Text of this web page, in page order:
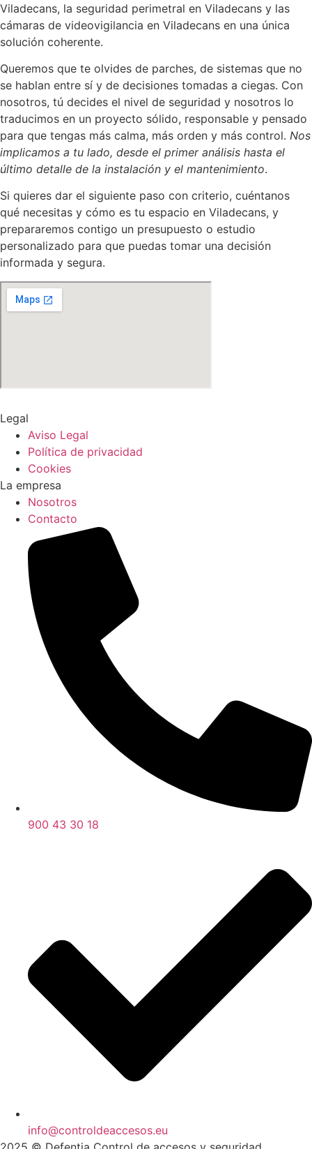
Viladecans, la seguridad perimetral en Viladecans y las
cámaras de videovigilancia en Viladecans en una única
solución coherente.
Queremos que te olvides de parches, de sistemas que no
se hablan entre sí y de decisiones tomadas a ciegas. Con
nosotros, tú decides el nivel de seguridad y nosotros lo
traducimos en un proyecto sólido, responsable y pensado
para que tengas más calma, más orden y más control. Nos
implicamos a tu lado, desde el primer análisis hasta el
último detalle de la instalación y el mantenimiento.
Si quieres dar el siguiente paso con criterio, cuéntanos
qué necesitas y cómo es tu espacio en Viladecans, y
prepararemos contigo un presupuesto o estudio
personalizado para que puedas tomar una decisión
informada y segura.
Legal
Aviso Legal
Política de privacidad
Cookies
La empresa
Nosotros
Contacto
900 43 30 18
info@controldeaccesos.eu